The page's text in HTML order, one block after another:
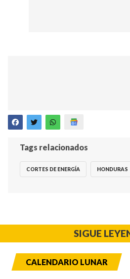
Tags relacionados
CORTES DE ENERGÍA HONDURAS
SIGUE
CALENDARIO LUNAR